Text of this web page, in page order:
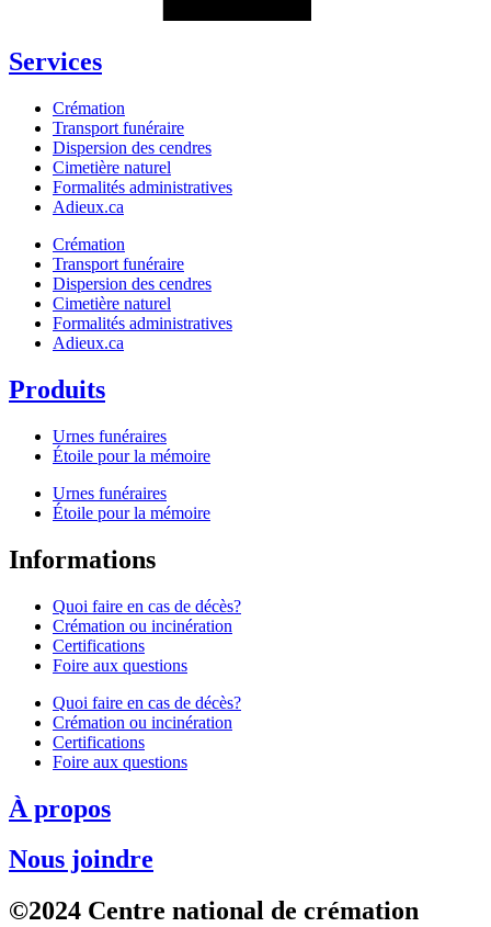
Services
Crémation
Transport funéraire
Dispersion des cendres
Cimetière naturel
Formalités administratives
Adieux.ca
Crémation
Transport funéraire
Dispersion des cendres
Cimetière naturel
Formalités administratives
Adieux.ca
Produits
Urnes funéraires
Étoile pour la mémoire
Urnes funéraires
Étoile pour la mémoire
Informations
Quoi faire en cas de décès?
Crémation ou incinération
Certifications
Foire aux questions
Quoi faire en cas de décès?
Crémation ou incinération
Certifications
Foire aux questions
À propos
Nous joindre
©2024 Centre national de crémation